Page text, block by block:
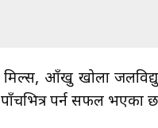
मिल्स, आँखु खोला
पर्न सफल भएका